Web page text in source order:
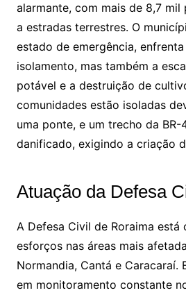
alarmante, com mais de 8,7 mil
a estradas terrestres. O
estado de emergência,
isolamento, mas também a
potável e a destruição de
comunidades estão isoladas
uma ponte, e um trecho da
danificado, exigindo a criação
Atuação da Defesa
A Defesa Civil de Roraima está
esforços nas áreas mais
Normandia, Cantá e Caracaraí.
em monitoramento constante